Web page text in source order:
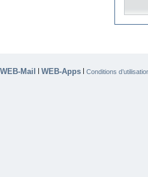
WEB-Mail | WEB-Apps | Conditions